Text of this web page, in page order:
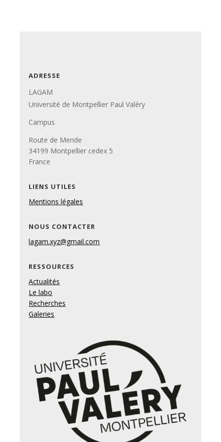
ADRESSE
LAGAM
Université de Montpellier Paul Valéry
Campus
Route de Mende
34199 Montpellier cedex 5
France
LIENS UTILES
Mentions légales
NOUS CONTACTER
lagam.xyz@gmail.com
RESSOURCES
Actualités
Le labo
Recherches
Galeries